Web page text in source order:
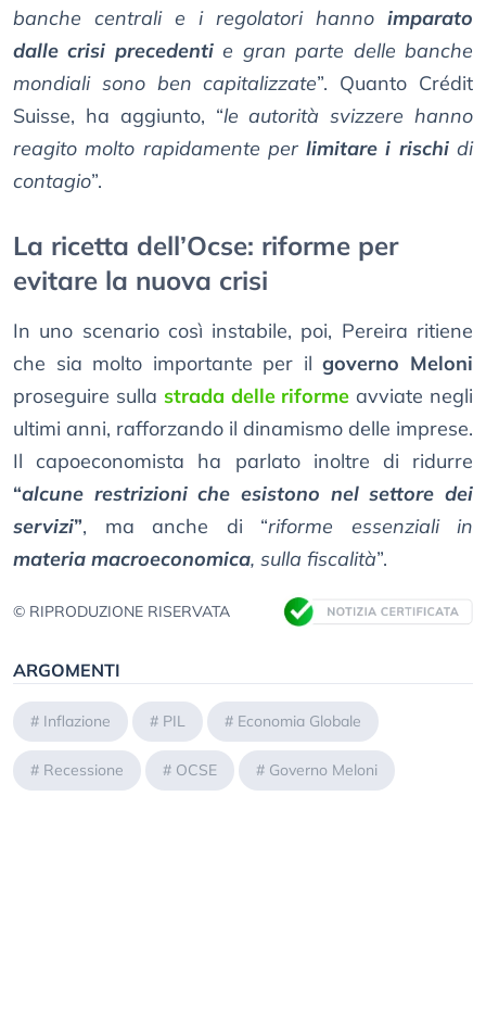
banche centrali e i regolatori hanno imparato
dalle crisi precedentie gran parte delle banche
mondiali sono ben capitalizzate”. Quanto Crédit
Suisse, ha aggiunto, “le autorità svizzere hanno
reagito molto rapidamente perlimitare i rischidi
contagio”.
La ricetta dell’Ocse: riforme per
evitare la nuova crisi
In uno scenario così instabile, poi, Pereira ritiene
che sia molto importante per ilgoverno Meloni
proseguire sulla strada delle riforme avviate negli
ultimi anni, rafforzando il dinamismo delle imprese.
Il capoeconomista ha parlato inoltre di ridurre
“alcune restrizioni che esistono nel settore dei
servizi”, ma anche di “riforme essenziali in
materia macroeconomica, sulla fiscalità”.
© RIPRODUZIONE RISERVATA
ARGOMENTI
# Inflazione # PIL # Economia Globale
# Recessione # OCSE # Governo Meloni